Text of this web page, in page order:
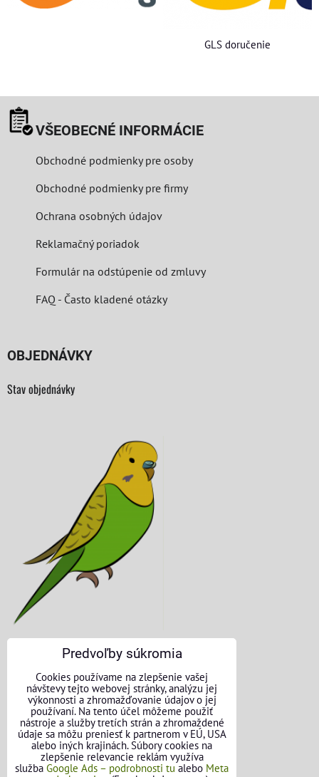
GLS doručenie
VŠEOBECNÉ INFORMÁCIE
Obchodné podmienky pre osoby
Obchodné podmienky pre firmy
Ochrana osobných údajov
Reklamačný poriadok
Formulár na odstúpenie od zmluvy
FAQ - Často kladené otázky
OBJEDNÁVKY
Stav objednávky
KONTAKTNÉ ÚDAJE
O nás
Kontakt
Požičovňa náradia
Predvoľby súkromia
Cookies používame na zlepšenie vašej
návštevy tejto webovej stránky, analýzu jej
výkonnosti a zhromažďovanie údajov o jej
používaní. Na tento účel môžeme použiť
nástroje a služby tretích strán a zhromaždené
údaje sa môžu preniesť k partnerom v EÚ, USA
alebo iných krajinách. Súbory cookies na
zlepšenie relevancie reklám využíva
služba Google Ads – podrobnosti tu alebo Meta